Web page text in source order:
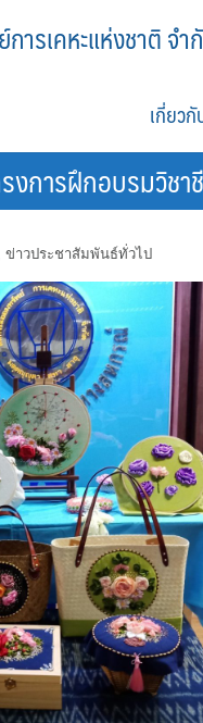
รเคหะแห่งชาติ จำ
เกี่ยวกั
งการฝึกอบรมวิช
ข่าวประชาสัมพันธ์ทั่วไป